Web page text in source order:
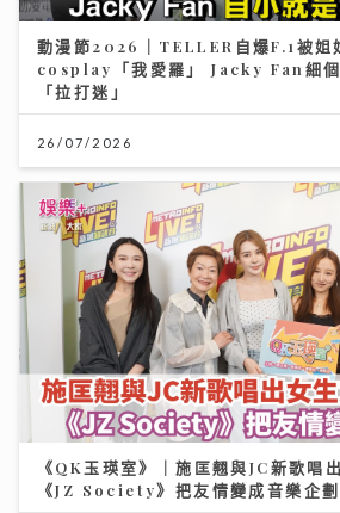
動漫節2026｜TELLER自爆F.1被姐
cosplay「我愛羅」 Jacky Fan細個
「拉打迷」
26/07/2026
《QK玉瑛室》｜施匡翹與JC新歌唱
《JZ Society》把友情變成音樂企劃